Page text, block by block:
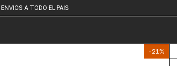
ENVIOS A TODO EL PAIS
3 CUOTAS SIN INTERÉS
-21%